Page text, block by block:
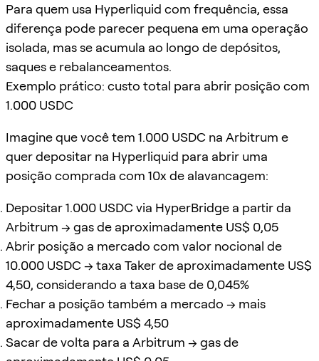
Para quem usa Hyperliquid com frequência, essa
diferença pode parecer pequena em uma operação
isolada, mas se acumula ao longo de depósitos,
saques e rebalanceamentos.
Exemplo prático: custo total para abrir posição com
1.000 USDC
Imagine que você tem 1.000 USDC na Arbitrum e
quer depositar na Hyperliquid para abrir uma
posição comprada com 10x de alavancagem:
Depositar 1.000 USDC via HyperBridge a partir da
Arbitrum → gas de aproximadamente US$ 0,05
Abrir posição a mercado com valor nocional de
10.000 USDC → taxa Taker de aproximadamente US$
4,50, considerando a taxa base de 0,045%
Fechar a posição também a mercado → mais
aproximadamente US$ 4,50
Sacar de volta para a Arbitrum → gas de